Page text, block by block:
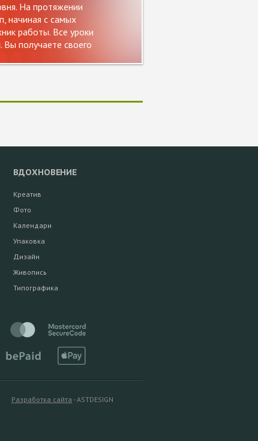
На протяжении
начиная с самых
работы. Все уроки
получаете своего
ВДОХНОВЕНИЕ
Креатив
Фото
Календари
Упаковка
Дизайн
Живопись
Типографика
Разработка сайта - ASTDESIGN